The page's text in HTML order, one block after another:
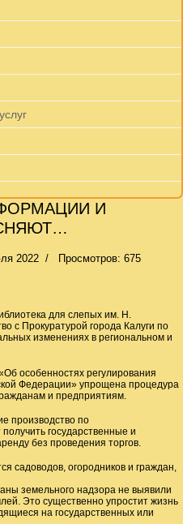
И
2022 Просмотров: 675
для слепых им. Н.
с Прокуратурой города Калуги по
изменениях в региональном и
особенностях регулирования
Федерации» упрощена процедура
и предприятиям.
производство по
государственные и
без проведения торгов.
садоводов, огородников и граждан,
земельного надзора не выявили
Это существенно упростит жизнь
на государственных или